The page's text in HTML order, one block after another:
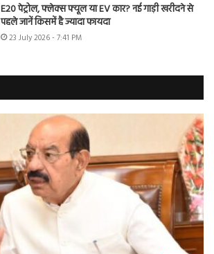
E20 पेट्रोल, फ्लेक्स फ्यूल या EV कार? नई गाड़ी खरीदने से
पहले जानें किसमें है ज्यादा फायदा
23 July 2026 - 7:41 PM